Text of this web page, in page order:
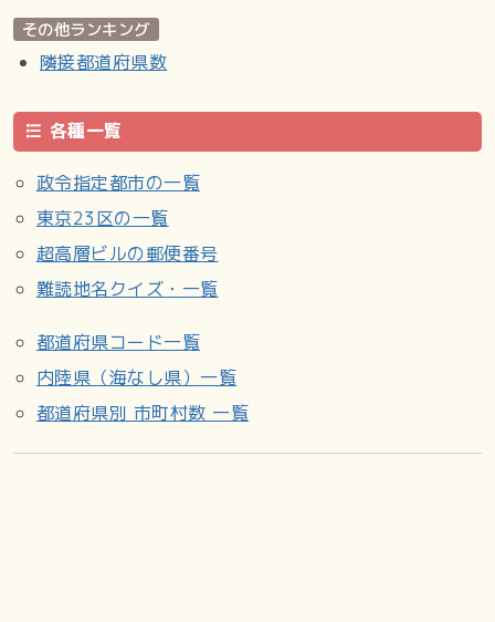
その他ランキング
隣接都道府県数
各種一覧
政令指定都市の一覧
東京23区の一覧
超高層ビルの郵便番号
難読地名クイズ・一覧
都道府県コード一覧
内陸県（海なし県）一覧
都道府県別 市町村数 一覧